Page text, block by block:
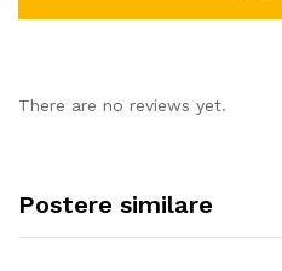
There are no reviews yet.
Postere similare